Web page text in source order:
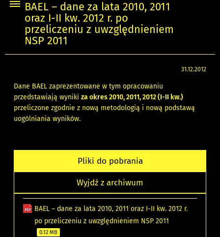
BAEL – dane za lata 2010, 2011
oraz I-II kw. 2012 r. po
przeliczeniu z uwzględnieniem
NSP 2011
31.12.2012
Dane BAEL zaprezentowane w tym opracowaniu
przedstawiają wynikiza okres 2010, 2011, 2012 (I-II kw.)
przeliczone zgodnie z nową metodologią i nową podstawą
uogólniania wyników.
Pliki do pobrania
Wyjdź z archiwum
BAEL – dane za lata 2010, 2011 oraz I-II kw. 2012 r.
po przeliczeniu z uwzględnieniem NSP 2011
0.12 MB